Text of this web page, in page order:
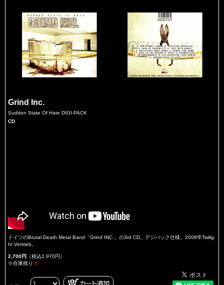
Grind Inc.
Sudden State Of Hate DIGI-PACK
CD
ドイツのBrutal Death Metal Band「Grind INC.」の3rd CD。デジパック仕様。2008年Twilig
ht Vertrieb。
2,700円 （税込2,970円）
※在庫残り 4